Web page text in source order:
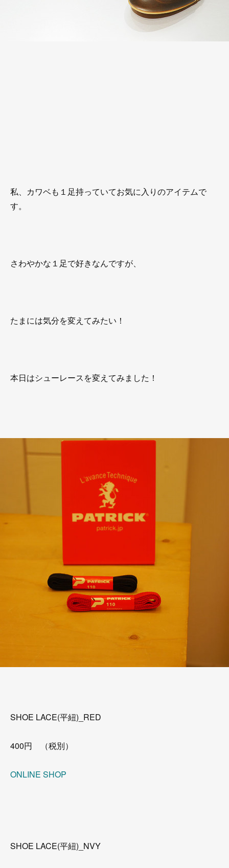
私、カワベも１足持っていてお気に入りのアイテムで
す。
さわやかな１足で好きなんですが、
たまには気分を変えてみたい！
本日はシューレースを変えてみました！
SHOE LACE(平紐)_RED
400円 （税別）
ONLINE SHOP
SHOE LACE(平紐)_NVY